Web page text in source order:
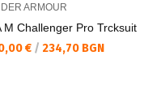
ARMOUR
M Challenger Pro Trcksuit
цена:
€ / 234,70 BGN